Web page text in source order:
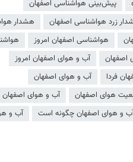
پیش‌بینی هواشناسی اصفهان
زرد هواشناسی اصفهان
هشدار
هواشناسی اصفهان امروز
اصفهان
آب و هوای اصفهان امروز
فردا
آب و هوای اصفهان
هوای اصفهان
آب و هوای اصفهان
و هوای اصفهان چگونه است
آب و